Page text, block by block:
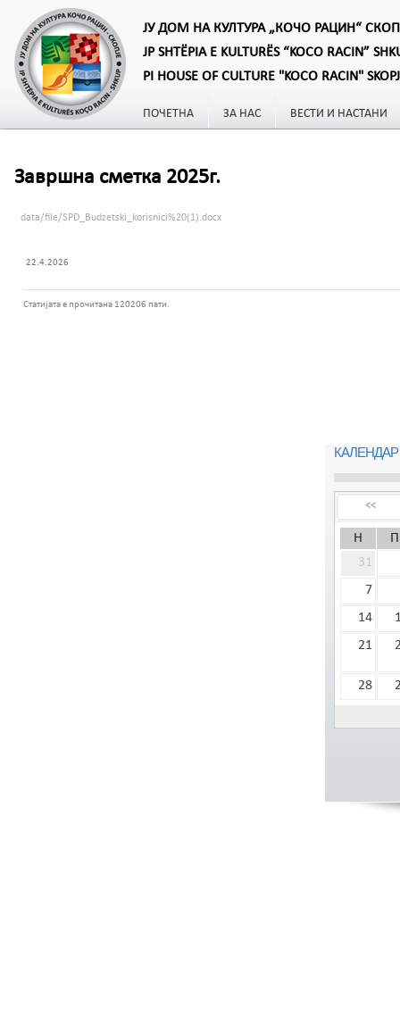
ЈУ ДОМ НА КУЛТУРА „КОЧО РАЦИН“
JP SHTËPIA E KULTURËS “KOCO RACIN”
PI HOUSE OF CULTURE "KOCO RACIN"
ПОЧЕТНА ЗА НАС ВЕСТИ И НАСТАНИ
Завршна сметка 2025г.
data/file/SPD_Budzetski_korisnici%20(1).docx
22.4.2026
Статијата е прочитана 120206 пати.
<<
Н
П
31
7
14
21
28